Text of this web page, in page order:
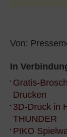
Von:
In
Gratis-
Drucken
3D-Druck in
THUNDER
PIKO